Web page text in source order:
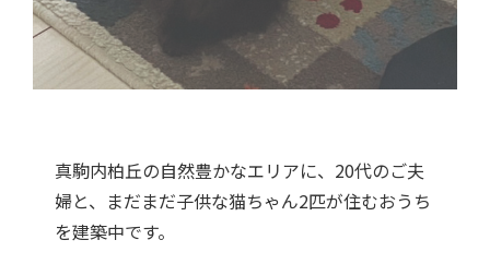
真駒内柏丘の自然豊かなエリアに、20代のご夫
婦と、まだまだ子供な猫ちゃん2匹が住むおうち
を建築中です。